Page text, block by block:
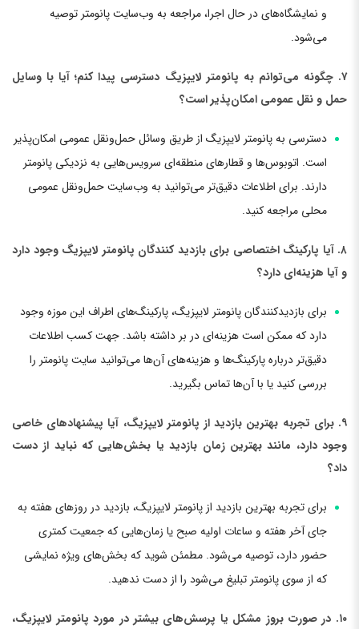
و نمایشگاه‌های در حال اجرا، مراجعه به وب‌سایت پانومتر توصیه
می‌شود.
۷. چگونه می‌توانم به پانومتر لایپزیگ دسترسی پیدا کنم؛ آیا با وسایل
حمل و نقل عمومی امکان‌پذیر است؟
دسترسی به پانومتر لایپزیگ از طریق وسائل حمل‌و‌نقل عمومی امکان‌پذیر
است. اتوبوس‌ها و قطارهای منطقه‌ای سرویس‌هایی به نزدیکی پانومتر
دارند. برای اطلاعات دقیق‌تر می‌توانید به وب‌سایت حمل‌و‌نقل عمومی
محلی مراجعه کنید.
۸. آیا پارکینگ اختصاصی برای بازدید کنندگان پانومتر لایپزیگ وجود دارد
و آیا هزینه‌ای دارد؟
برای بازدیدکنندگان پانومتر لایپزیگ، پارکینگ‌های اطراف این موزه وجود
دارد که ممکن است هزینه‌ای در بر داشته باشد. جهت کسب اطلاعات
دقیق‌تر درباره پارکینگ‌ها و هزینه‌های آن‌ها می‌توانید سایت پانومتر را
بررسی کنید یا با آن‌ها تماس بگیرید.
۹. برای تجربه بهترین بازدید از پانومتر لایپزیگ، آیا پیشنهادهای خاصی
وجود دارد، مانند بهترین زمان بازدید یا بخش‌هایی که نباید از دست
داد؟
برای تجربه بهترین بازدید از پانومتر لایپزیگ، بازدید در روزهای هفته به
جای آخر هفته و ساعات اولیه صبح یا زمان‌هایی که جمعیت کمتری
حضور دارد، توصیه می‌شود. مطمئن شوید که بخش‌های ویژه نمایشی
که از سوی پانومتر تبلیغ می‌شود را از دست ندهید.
۱۰. در صورت بروز مشکل یا پرسش‌های بیشتر در مورد پانومتر لایپزیگ،